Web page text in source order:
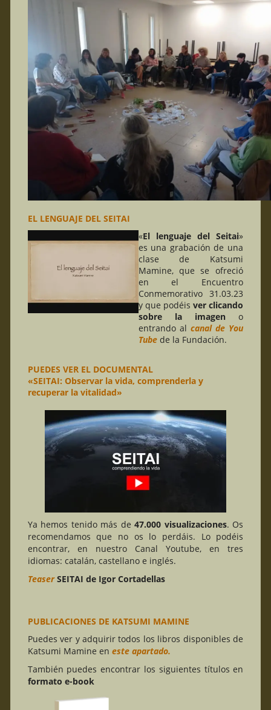
EL LENGUAJE DEL SEITAI
«El lenguaje del Seitai»
es una grabación de una
clase de Katsumi
Mamine, que se ofreció
en el Encuentro
Conmemorativo 31.03.23
y que podéis ver clicando
sobre la imageno
entrando al canal de You
Tubede la Fundación.
PUEDES VER EL DOCUMENTAL
«SEITAI: Observar la vida, comprenderla y
recuperar la vitalidad»
Ya hemos tenido más de47.000 visualizaciones. Os
recomendamos que no os lo perdáis. Lo podéis
encontrar, en nuestro Canal Youtube, en tres
idiomas: catalán, castellano e inglés.
TeaserSEITAI de Igor Cortadellas
PUBLICACIONES DE KATSUMI MAMINE
Puedes ver y adquirir todos los libros disponibles de
Katsumi Mamine en este apartado.
También puedes encontrar los siguientes títulos en
formato e-book